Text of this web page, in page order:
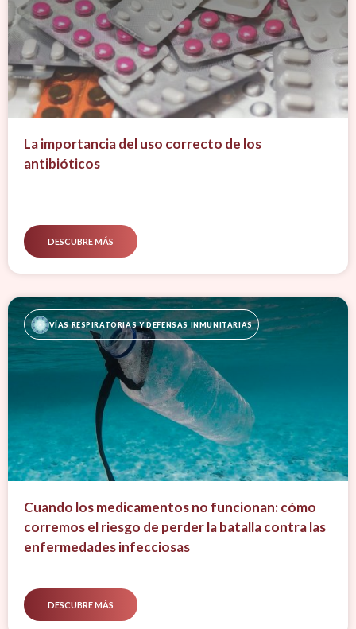
La importancia del uso correcto de los
antibióticos
DESCUBRE MÁS
VÍAS RESPIRATORIAS Y DEFENSAS INMUNITARIAS
Cuando los medicamentos no funcionan: cómo
corremos el riesgo de perder la batalla contra las
enfermedades infecciosas
DESCUBRE MÁS